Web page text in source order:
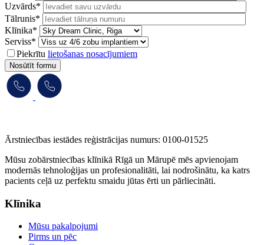
Uzvārds*
Tālrunis*
Klīnika*
Serviss*
Piekrītu lietošanas nosacījumiem
Nosūtīt formu
Ārstniecības iestādes reģistrācijas numurs: 0100-01525
Mūsu zobārstniecības klīnikā Rīgā un Mārupē mēs apvienojam
modernās tehnoloģijas un profesionalitāti, lai nodrošinātu, ka katrs
pacients ceļā uz perfektu smaidu jūtas ērti un pārliecināti.
Klīnika
Mūsu pakalpojumi
Pirms un pēc